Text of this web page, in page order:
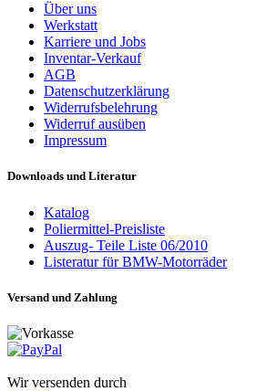
Über uns
Werkstatt
Karriere und Jobs
Inventar-Verkauf
AGB
Datenschutzerklärung
Widerrufsbelehrung
Widerruf ausüben
Impressum
Downloads und Literatur
Katalog
Poliermittel-Preisliste
Auszug- Teile Liste 06/2010
Listeratur für BMW-Motorräder
Versand und Zahlung
Wir versenden durch